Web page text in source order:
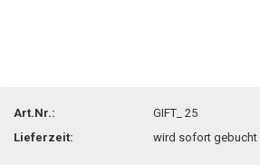
Art.Nr.:
GIFT_ 25
Lieferzeit:
wird sofort gebucht